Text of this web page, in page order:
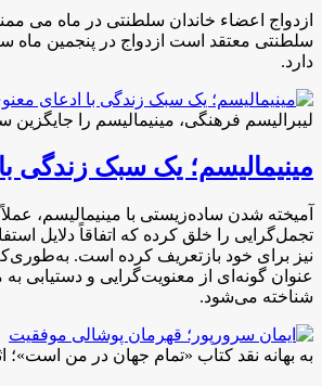
ازدواج اعضاء خاندان سلطنتی در ماه می
سلطنتی معتقد است ازدواج در پنجمین ماه
دارد.
لیبرالیسم فرهنگی، مینیمالیسم را
مینیمالیسم؛ یک سبک زندگی
آمیخته شدن ساده‌زیستی با مینیمالیسم، عملاً
تجمل‌گرایی را خلق کرده که اتفاقاً دلایل
نیز برای خود بازتعریف کرده است.
عنوان گونه‌ای از معنویت‌گرایی و دستیابی
شناخته می‌شود.
به بهانه نقد کتاب «تمام جهان در من است»؛